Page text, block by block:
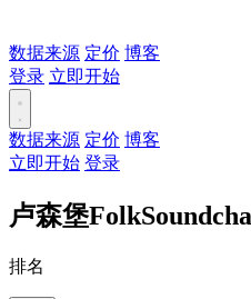
数据来源 定价 博客
登录 立即开始
数据来源 定价 博客
立即开始 登录
卢森堡
排名